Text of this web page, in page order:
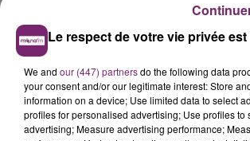
Le respect de votre vie privée
We and our (447) partnersdo the following data
your consent and/or our legitimate interest: Store
information on a device; Use limited data to select
profiles for personalised advertising; Use profiles to
advertising; Measure advertising performance;